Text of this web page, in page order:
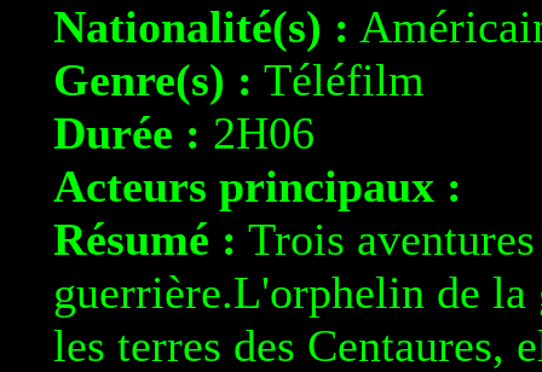
Nationalité(s) :
Genre(s) : Téléfilm
Durée : 2H06
Acteurs principaux :
Résumé : Trois
guerrière.L'orphelin de la
les terres des Centaures,